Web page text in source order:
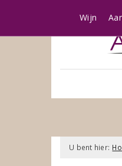
Wijn
U bent hier: